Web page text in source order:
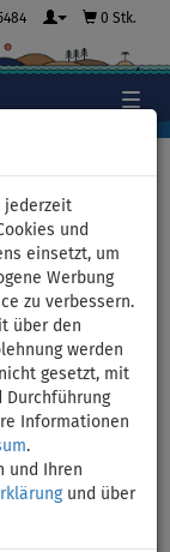
jederzeit
und
einsetzt, um
Werbung
zu verbessern.
über den
werden
gesetzt, mit
Durchführung
Informationen
.
und Ihren
und über
0 Stk.